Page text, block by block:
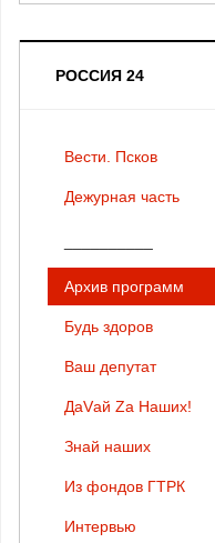
РОССИЯ 24
Вести. Псков
Дежурная часть
Архив программ
Будь здоров
Ваш депутат
ДаVай Zа Наших!
Знай наших
Из фондов ГТРК
Интервью